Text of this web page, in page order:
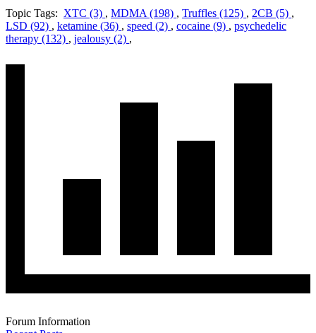
Topic Tags: XTC (3) , MDMA (198) , Truffles (125) , 2CB (5) ,
LSD (92) , ketamine (36) , speed (2) , cocaine (9) , psychedelic
therapy (132) , jealousy (2) ,
Forum Information